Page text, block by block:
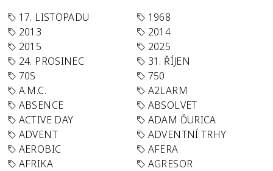
17. LISTOPADU
1968
2013
2014
2015
2025
24. PROSINEC
31. ŘÍJEN
70S
750
A.M.C.
A2LARM
ABSENCE
ABSOLVET
ACTIVE DAY
ADAM ĎURICA
ADVENT
ADVENTNÍ TRHY
AEROBIC
AFERA
AFRIKA
AGRESOR